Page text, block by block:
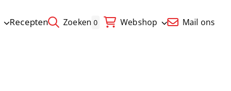
Recepten Zoeken 0 Webshop Mail ons